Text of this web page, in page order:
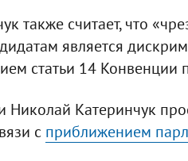
также считает, что
является
статьи 14 Конвенции
Николай Катеринчук
с приближением